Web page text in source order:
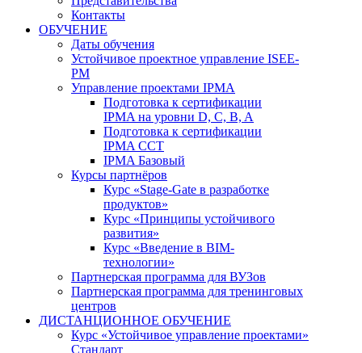
Контакты
ОБУЧЕНИЕ
Даты обучения
Устойчивое проектное управление ISEE-
PM
Управление проектами IPMA
Подготовка к сертификации
IPMA на уровни D, C, B, A
Подготовка к сертификации
IPMA CCT
IPMA Базовый
Курсы партнёров
Курс «Stage-Gate в разработке
продуктов»
Курс «Принципы устойчивого
развития»
Курс «Введение в BIM-
технологии»
Партнерская программа для ВУЗов
Партнерская программа для тренинговых
центров
ДИСТАНЦИОННОЕ ОБУЧЕНИЕ
Курс «Устойчивое управление проектами»
Стандарт